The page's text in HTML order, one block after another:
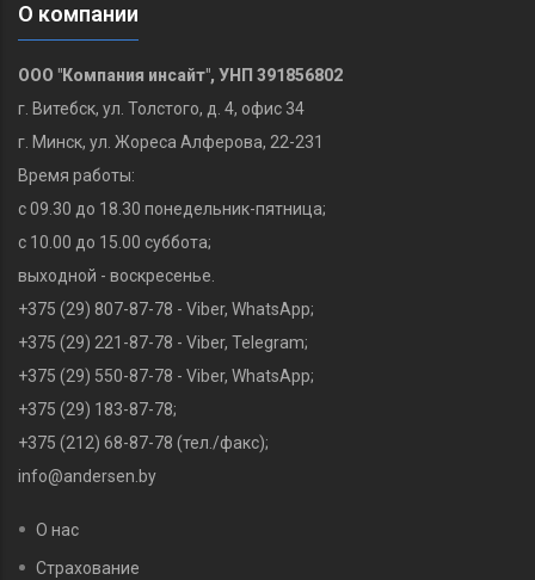
О компании
ООО "Компания инсайт", УНП 391856802
г. Витебск, ул. Толстого, д. 4, офис 34
г. Минск, ул. Жореса Алферова, 22-231
Время работы:
с 09.30 до 18.30 понедельник-пятница;
с 10.00 до 15.00 суббота;
выходной - воскресенье.
+375 (29) 807-87-78 - Viber, WhatsApp;
+375 (29) 221-87-78‬ - Viber, Telegram;
+375 (29) 550-87-78 - Viber, WhatsApp;
+375 (29) 183-87-78‬;
+375 (212) 68-87-78 (тел./факс);
info@andersen.by
О нас
Страхование